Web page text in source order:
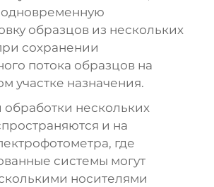
образцов из нескольких
сохранении
потока образцов на
участке назначения.
нескольких
и на
где
системы могут
носителями